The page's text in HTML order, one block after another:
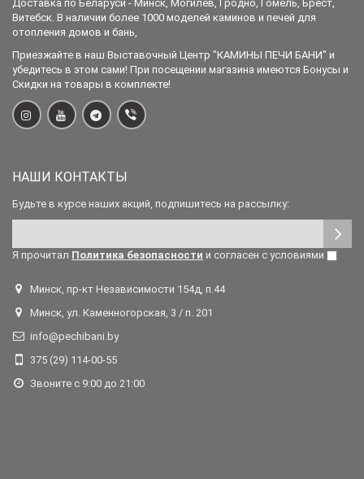
Доставка по Беларуси - Минск, Могилев, Гродно, Гомель, Брест,
Витебск. В наличии более 1000 моделей каминов и печей для
отопления домов и бань,
Приезжайте в наш Выставочный Центр "КАМИНЫ ПЕЧИ БАНИ" и
убедитесь в этом сами! При посещении магазина имеются Бонусы и
Скидки на товары в комплекте!
НАШИ КОНТАКТЫ
Будьте в курсе наших акций, подпишитесь на рассылку:
Я прочитал Политика безопасности и согласен с условиями
Минск, пр-кт Независимости 154д, п.44
Минск, ул. Каменногорская, 3 / п. 201
info@pechibani.by
375 (29) 114-00-55
Звоните с 9:00 до 21:00